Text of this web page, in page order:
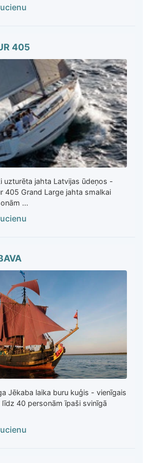
405
uzturēta jahta Latvijas ūdeņos -
405 Grand Large jahta smalkai
...
Jēkaba laika buru kuģis - vienīgais
līdz 40 personām īpaši svinīgā